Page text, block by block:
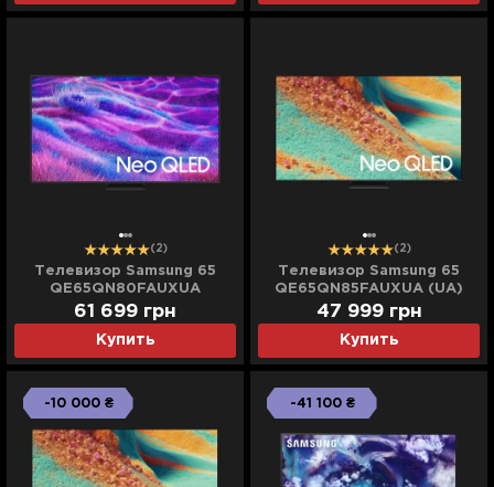
(2)
Телевизор Samsung 65
QE65QN80FAUXUA
Купить
61 699 грн
(2)
Телевизор Samsung 65
QE65QN85FAUXUA (UA)
Купить
47 999 грн
-10 000 ₴ -41 100 ₴